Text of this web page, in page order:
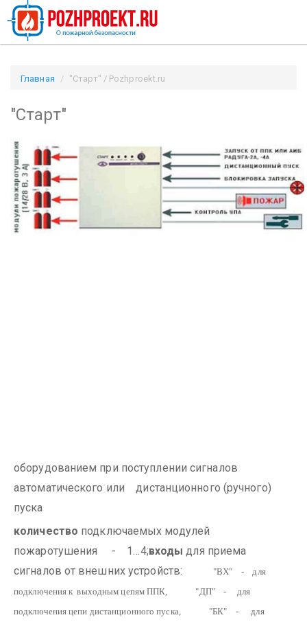
Главная "Старт" / Pozhproekt.ru
"Старт"
оборудованием при поступлении сигналов
автоматического или дистанционного (ручного)
пуска
количество подключаемых модулей
пожаротушения - 1…4;входы для приема
сигналов от внешних устройств:
"ВХ" - для
подключения к выходным цепям ППК,
"ДП" - для
подключения цепи дистанционного пуска,
"БК" - для